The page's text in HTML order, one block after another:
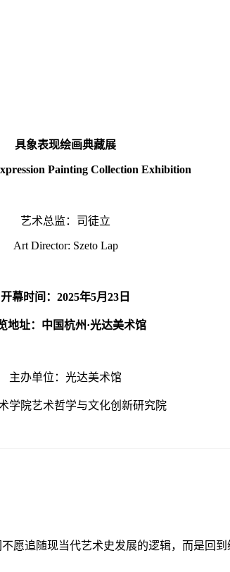
具象表现绘画典藏展
Painting Collection Exhibition
艺术总监：司徒立
Art Director: Szeto Lap
开幕时间：2025年5月23日
地址：中国杭州·光达美术馆
主办单位：光达美术馆
学院艺术哲学与文化创新研究院
愿追随现当代艺术史发展的逻辑，而是回